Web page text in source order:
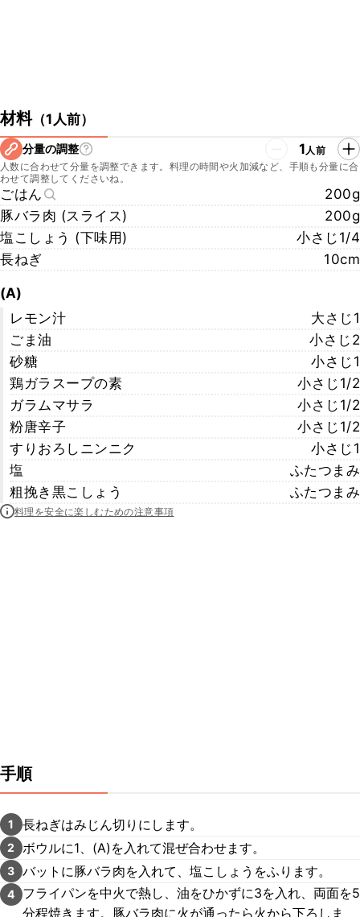
材料（1人前）
分量の調整 1人前
人数に合わせて分量を調整できます。料理の時間や火加減など、手順も分量に合
わせて調整してくださいね。
ごはん
200g
豚バラ肉 (スライス)
200g
塩こしょう (下味用)
小さじ1/4
長ねぎ
10cm
(A)
レモン汁
大さじ1
ごま油
小さじ2
砂糖
小さじ1
鶏ガラスープの素
小さじ1/2
ガラムマサラ
小さじ1/2
粉唐辛子
小さじ1/2
すりおろしニンニク
小さじ1
塩
ふたつまみ
粗挽き黒こしょう
ふたつまみ
料理を安全に楽しむための注意事項
手順
1 長ねぎはみじん切りにします。
2 ボウルに1、(A)を入れて混ぜ合わせます。
3 バットに豚バラ肉を入れて、塩こしょうをふります。
4
フライパンを中火で熱し、油をひかずに3を入れ、両面を5
分程焼きます。豚バラ肉に火が通ったら火から下ろしま